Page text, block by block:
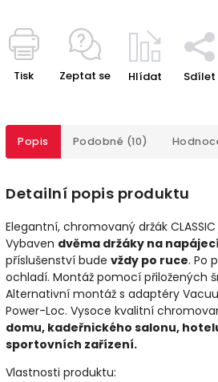
Tisk Zeptat se Hlídat Sdílet
Popis Podobné (10)
Detailní popis produktu
Elegantní, chromovaný držák CLASSIC
Vybaven dvěma držáky na
příslušenství bude vždy po ruce. Po
ochladí. Montáž pomocí přiložených
Alternativní montáž s adaptéry
Power-Loc. Vysoce kvalitní
domu, kadeřnického salonu,
sportovních zařízení.
Vlastnosti produktu: